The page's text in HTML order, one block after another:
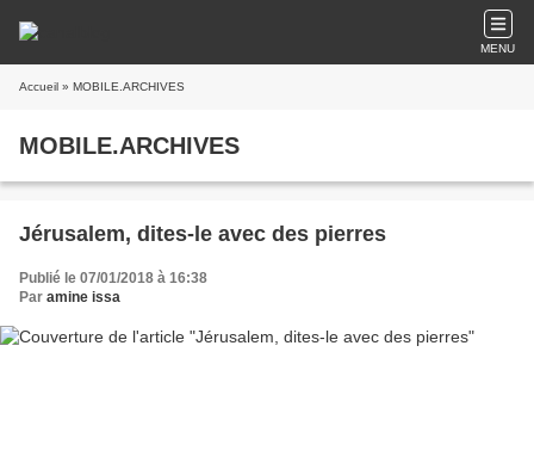
MENU
Accueil » MOBILE.ARCHIVES
MOBILE.ARCHIVES
Jérusalem, dites-le avec des pierres
Publié le 07/01/2018 à 16:38
Par amine issa